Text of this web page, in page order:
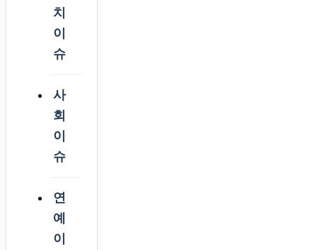
치
이
슈
사
회
이
슈
연
예
이